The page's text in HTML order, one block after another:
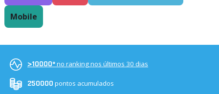
Mobile
>10000ºno ranking nos últimos 30 dias
250000 pontos acumulados